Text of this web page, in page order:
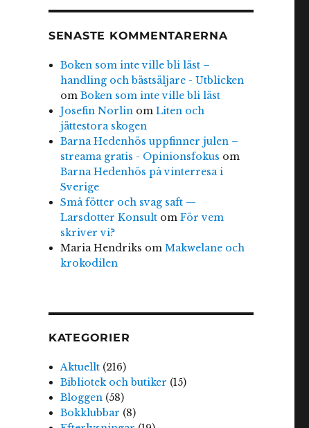
SENASTE KOMMENTARERNA
Boken som inte ville bli läst –
handling och bästsäljare - Utblicken
omBoken som inte ville bli läst
Josefin Norlin omLiten och
jättestora skogen
Barna Hedenhös uppfinner julen –
streama gratis - Opinionsfokus om
Barna Hedenhös på vinterresa i
Sverige
Små fötter och svag saft —
Larsdotter Konsult omFör vem
skriver vi?
Maria Hendriks omMakwelane och
krokodilen
KATEGORIER
Aktuellt (216)
Bibliotek och butiker (15)
Bloggen (58)
Bokklubbar (8)